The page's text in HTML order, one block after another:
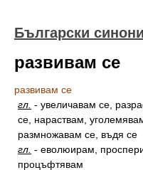
Български
развивам се
развивам се
гл. - увеличавам се,
се, нараствам,
размножавам се, въдя се
гл. - еволюирам,
процъфтявам